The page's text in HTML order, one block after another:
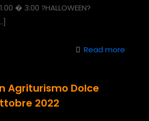
� 3.00 ?HALLOWEEN?
Read more
Agriturismo Dolce
2022